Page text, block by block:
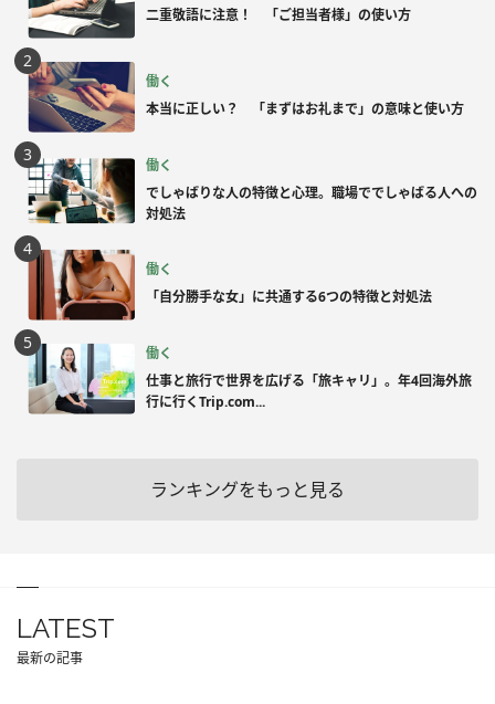
二重敬語に注意！ 「ご担当者様」の使い方
働く
本当に正しい？ 「まずはお礼まで」の意味と使い方
働く
でしゃばりな人の特徴と心理。職場ででしゃばる人への
対処法
働く
「自分勝手な女」に共通する6つの特徴と対処法
働く
仕事と旅行で世界を広げる「旅キャリ」。年4回海外旅
行に行くTrip.com...
ランキングをもっと見る
LATEST
最新の記事